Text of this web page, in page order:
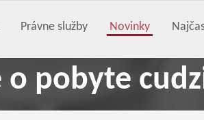
Právne služby Novinky
o pobyte